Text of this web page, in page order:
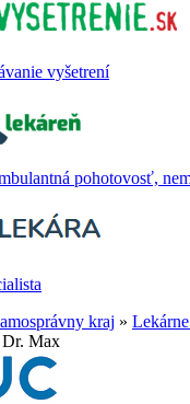
vyšetrení
pohotovosť,
kraj »
Max